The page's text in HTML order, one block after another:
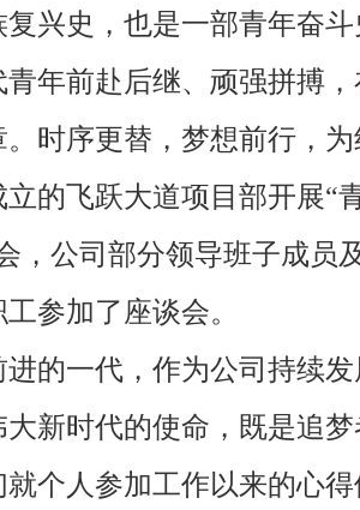
兴史，也是一部青年奋斗
年前赴后继、顽强拼搏
时序更替，梦想前行，为
的飞跃大道项目部开展“
，公司部分领导班子成员
参加了座谈会。
的一代，作为公司持续发
新时代的使命，既是追梦
个人参加工作以来的心